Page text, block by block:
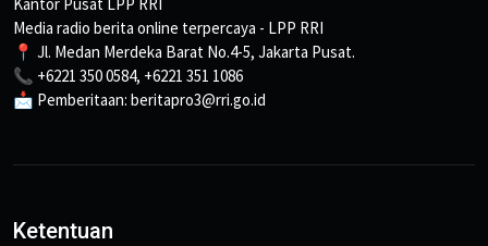
Media radio berita online terpercaya - LPP RRI
📍 Jl. Medan Merdeka Barat No.4-5, Jakarta Pusat.
📞 +6221 350 0584, +6221 351 1086
📩 Pemberitaan: beritapro3@rri.go.id
Ketentuan